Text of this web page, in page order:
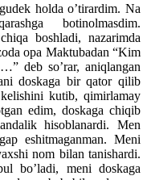
holda o’tirardim. Na
botinolmasdim.
boshladi, nazarimda
opa Maktubadan “Kim
deb so’rar, aniqlangan
doskaga bir qator qilib
kutib, qimirlamay
edim, doskaga chiqib
hisoblanardi. Men
eshitmaganman. Meni
nom bilan tanishardi.
bo’ladi, meni doskaga